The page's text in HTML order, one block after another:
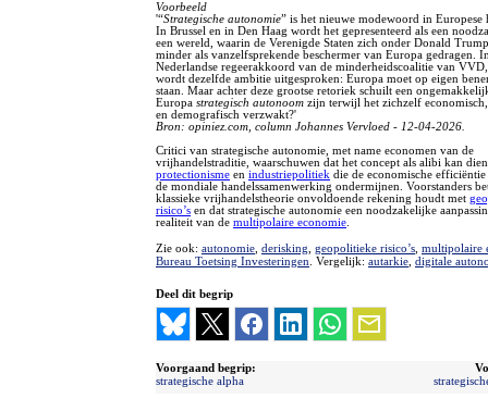
Voorbeeld
'“Strategische autonomie” is het nieuwe modewoord in Europese
In Brussel en in Den Haag wordt het gepresenteerd als een
een wereld, waarin de Verenigde Staten zich onder Donald Trump
minder als vanzelfsprekende beschermer van Europa gedragen.
Nederlandse regeerakkoord van de minderheidscoalitie van
wordt dezelfde ambitie uitgesproken: Europa moet op eigen
staan. Maar achter deze grootse retoriek schuilt een
Europa strategisch autonoom zijn terwijl het zichzelf
en demografisch verzwakt?'
Bron: opiniez.com, column Johannes Vervloed - 12-04-2026.
Critici van strategische autonomie, met name economen van de
vrijhandelstraditie, waarschuwen dat het concept als alibi kan
protectionisme en industriepolitiek die de economische efficiëntie
de mondiale handelssamenwerking ondermijnen. Voorstanders
klassieke vrijhandelstheorie onvoldoende rekening houdt met
risico’s en dat strategische autonomie een noodzakelijke
realiteit van de multipolaire economie
Zie ook: autonomie derisking geopolitieke risico’s multipolaire
Bureau Toetsing Investeringen . Vergelijk: autarkie digitale
Deel dit begrip
Voorgaand begrip:
strategische alpha